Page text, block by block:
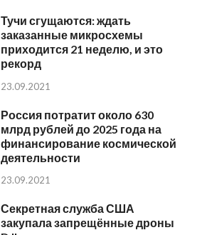
Тучи сгущаются: ждать
заказанные микросхемы
приходится 21 неделю, и это
рекорд
23.09.2021
Россия потратит около 630
млрд рублей до 2025 года на
финансирование космической
деятельности
23.09.2021
Секретная служба США
закупала запрещённые дроны